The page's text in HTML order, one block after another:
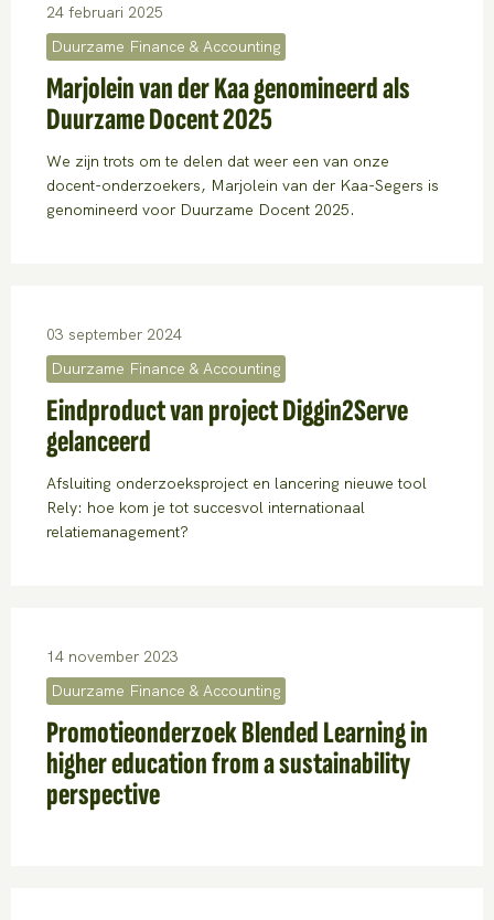
24 februari 2025
Duurzame Finance & Accounting
Marjolein van der Kaa genomineerd als
Duurzame Docent 2025
We zijn trots om te delen dat weer een van onze
docent-onderzoekers, Marjolein van der Kaa-Segers is
genomineerd voor Duurzame Docent 2025.
03 september 2024
Duurzame Finance & Accounting
Eindproduct van project Diggin2Serve
gelanceerd
Afsluiting onderzoeksproject en lancering nieuwe tool
Rely: hoe kom je tot succesvol internationaal
relatiemanagement?
14 november 2023
Duurzame Finance & Accounting
Promotieonderzoek Blended Learning in
higher education from a sustainability
perspective